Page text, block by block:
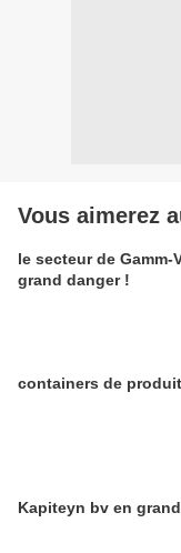
Vous aimerez
le secteur de
grand danger !
containers de
Kapiteyn bv en